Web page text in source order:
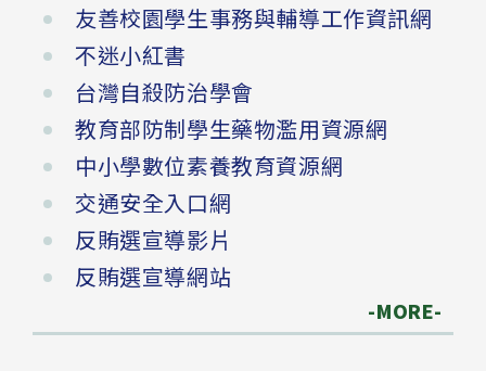
友善校園學生事務與輔導工作資訊網
不迷小紅書
台灣自殺防治學會
教育部防制學生藥物濫用資源網
中小學數位素養教育資源網
交通安全入口網
反賄選宣導影片
反賄選宣導網站
-MORE-